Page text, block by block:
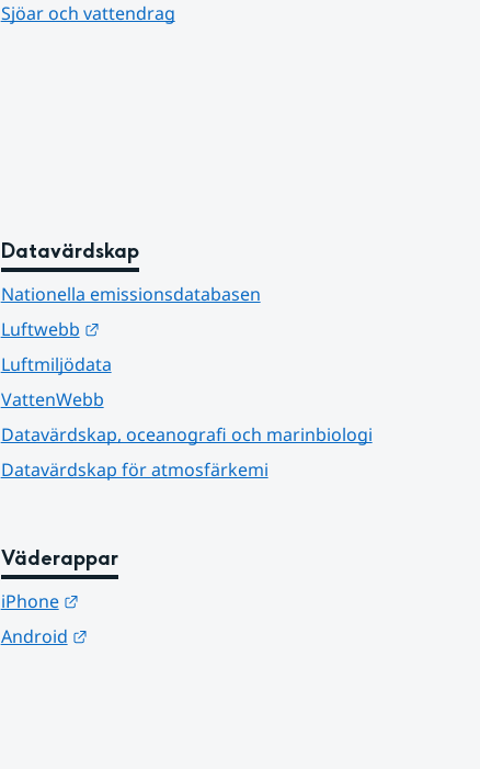
Sjöar och vattendrag
Datavärdskap
Nationella emissionsdatabasen
Luftwebb
Länk till annan webbplats.
Luftmiljödata
VattenWebb
Datavärdskap, oceanografi och marinbiologi
Datavärdskap för atmosfärkemi
Väderappar
iPhone
Länk till annan webbplats.
Android
Länk till annan webbplats.